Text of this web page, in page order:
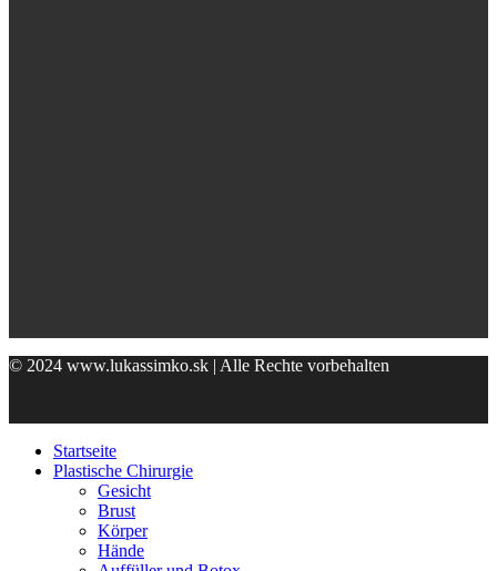
© 2024 www.lukassimko.sk | Alle Rechte vorbehalten
Startseite
Plastische Chirurgie
Gesicht
Brust
Körper
Hände